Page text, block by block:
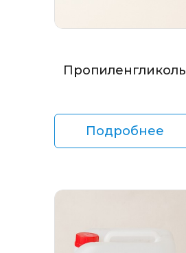
Пропиленгликоль
Подробнее